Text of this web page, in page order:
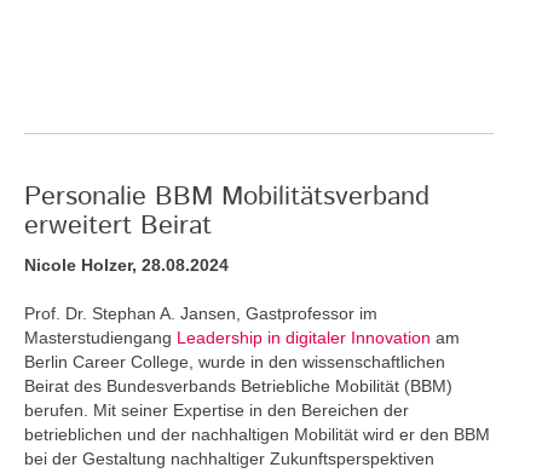
Personalie BBM Mobilitätsverband
erweitert Beirat
Nicole Holzer, 28.08.2024
Prof. Dr. Stephan A. Jansen, Gastprofessor im
Masterstudiengang Leadership in digitaler Innovation am
Berlin Career College, wurde in den wissenschaftlichen
Beirat des Bundesverbands Betriebliche Mobilität (BBM)
berufen. Mit seiner Expertise in den Bereichen der
betrieblichen und der nachhaltigen Mobilität wird er den BBM
bei der Gestaltung nachhaltiger Zukunftsperspektiven